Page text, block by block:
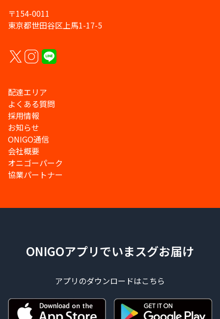
〒154-0011
東京都世田谷区上馬1-17-5
配達エリア
よくある質問
採用情報
お知らせ
ONIGO通信
会社概要
オニゴーパーク
協業パートナー
ONIGOアプリでいまスグお届け
アプリのダウンロードはこちら